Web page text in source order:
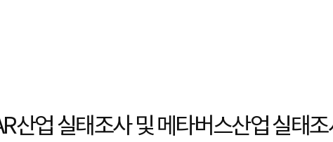
산업 실태조사 및 메타버스산업 실태